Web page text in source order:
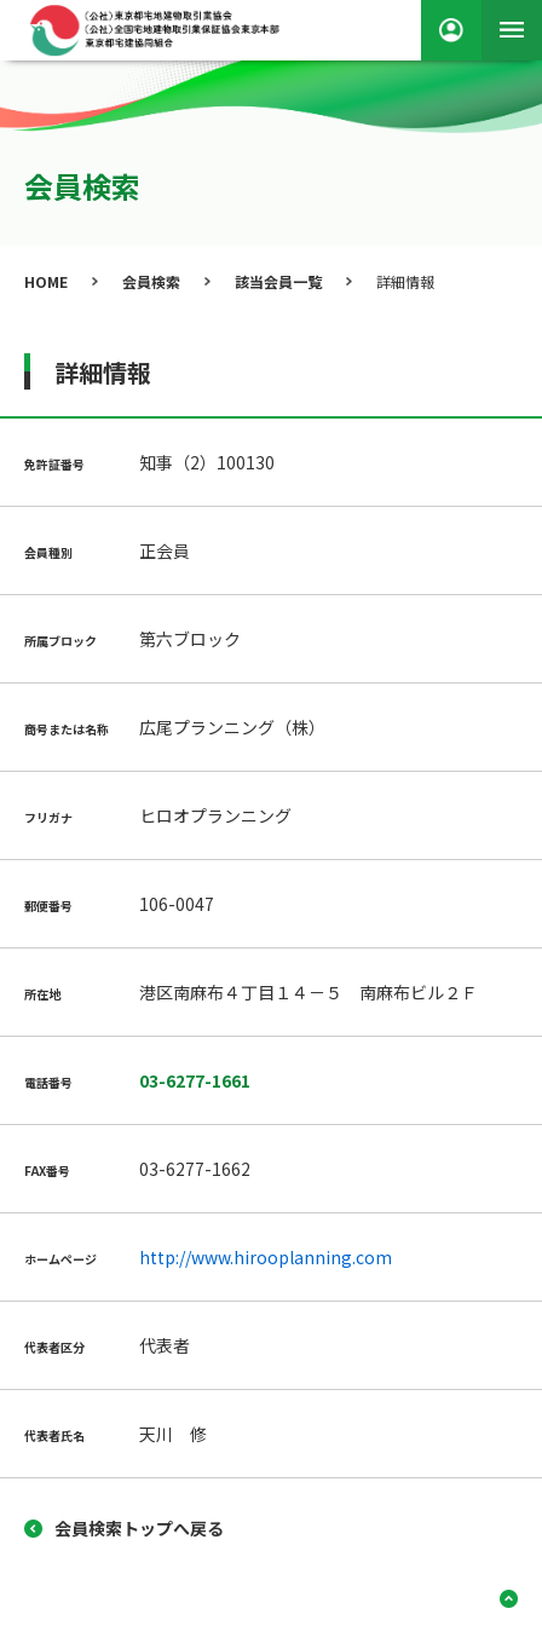
会員検索
HOME 会員検索 該当会員一覧 詳細情報
詳細情報
免許証番号 知事（2）100130
会員種別 正会員
所属ブロック 第六ブロック
商号または名称 広尾プランニング（株）
フリガナ ヒロオプランニング
郵便番号 106-0047
所在地 港区南麻布４丁目１４－５ 南麻布ビル２Ｆ
電話番号 03-6277-1661
FAX番号 03-6277-1662
ホームページ http://www.hirooplanning.com
代表者区分 代表者
代表者氏名 天川 修
会員検索トップへ戻る